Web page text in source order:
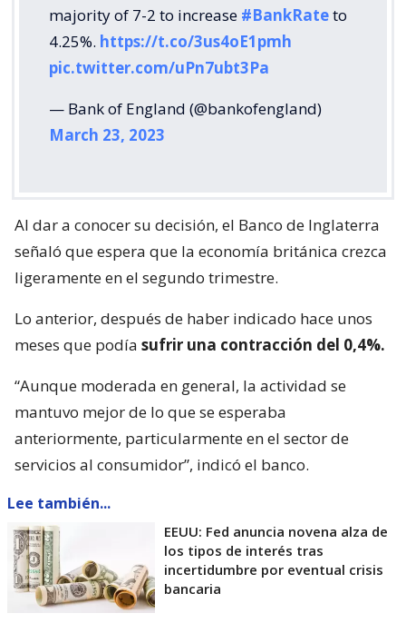
majority of 7-2 to increase #BankRateto
4.25%. https://t.co/3us4oE1pmh
pic.twitter.com/uPn7ubt3Pa
— Bank of England (@bankofengland)
March 23, 2023
Al dar a conocer su decisión, el Banco de Inglaterra
señaló que espera que la economía británica crezca
ligeramente en el segundo trimestre.
Lo anterior, después de haber indicado hace unos
meses que podía sufrir una contracción del 0,4%.
“Aunque moderada en general, la actividad se
mantuvo mejor de lo que se esperaba
anteriormente, particularmente en el sector de
servicios al consumidor”, indicó el banco.
Lee también...
EEUU: Fed anuncia novena alza de
los tipos de interés tras
incertidumbre por eventual crisis
bancaria